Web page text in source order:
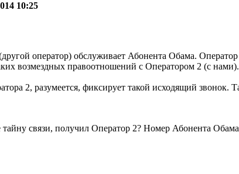
10:25
оператор) обслуживает Абонента Обама.
возмездных правоотношений с Оператором 2 (с
2, разумеется, фиксирует такой исходящий
связи, получил Оператор 2? Номер Абонента